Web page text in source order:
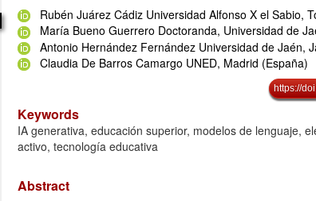
Rubén Juárez Cádiz Universidad Alfonso X el Sabio,
María Bueno Guerrero Doctoranda, Universidad de
Antonio Hernández Fernández Universidad de Jaén,
Claudia De Barros Camargo UNED, Madrid (España)
https://
Keywords
IA generativa, educación superior, modelos de lenguaje,
activo, tecnología educativa
Abstract